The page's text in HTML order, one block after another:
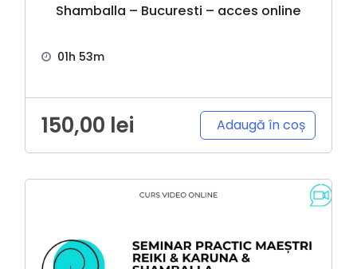
Shamballa – Bucuresti – acces online
01h 53m
150,00 lei Adaugă în coș